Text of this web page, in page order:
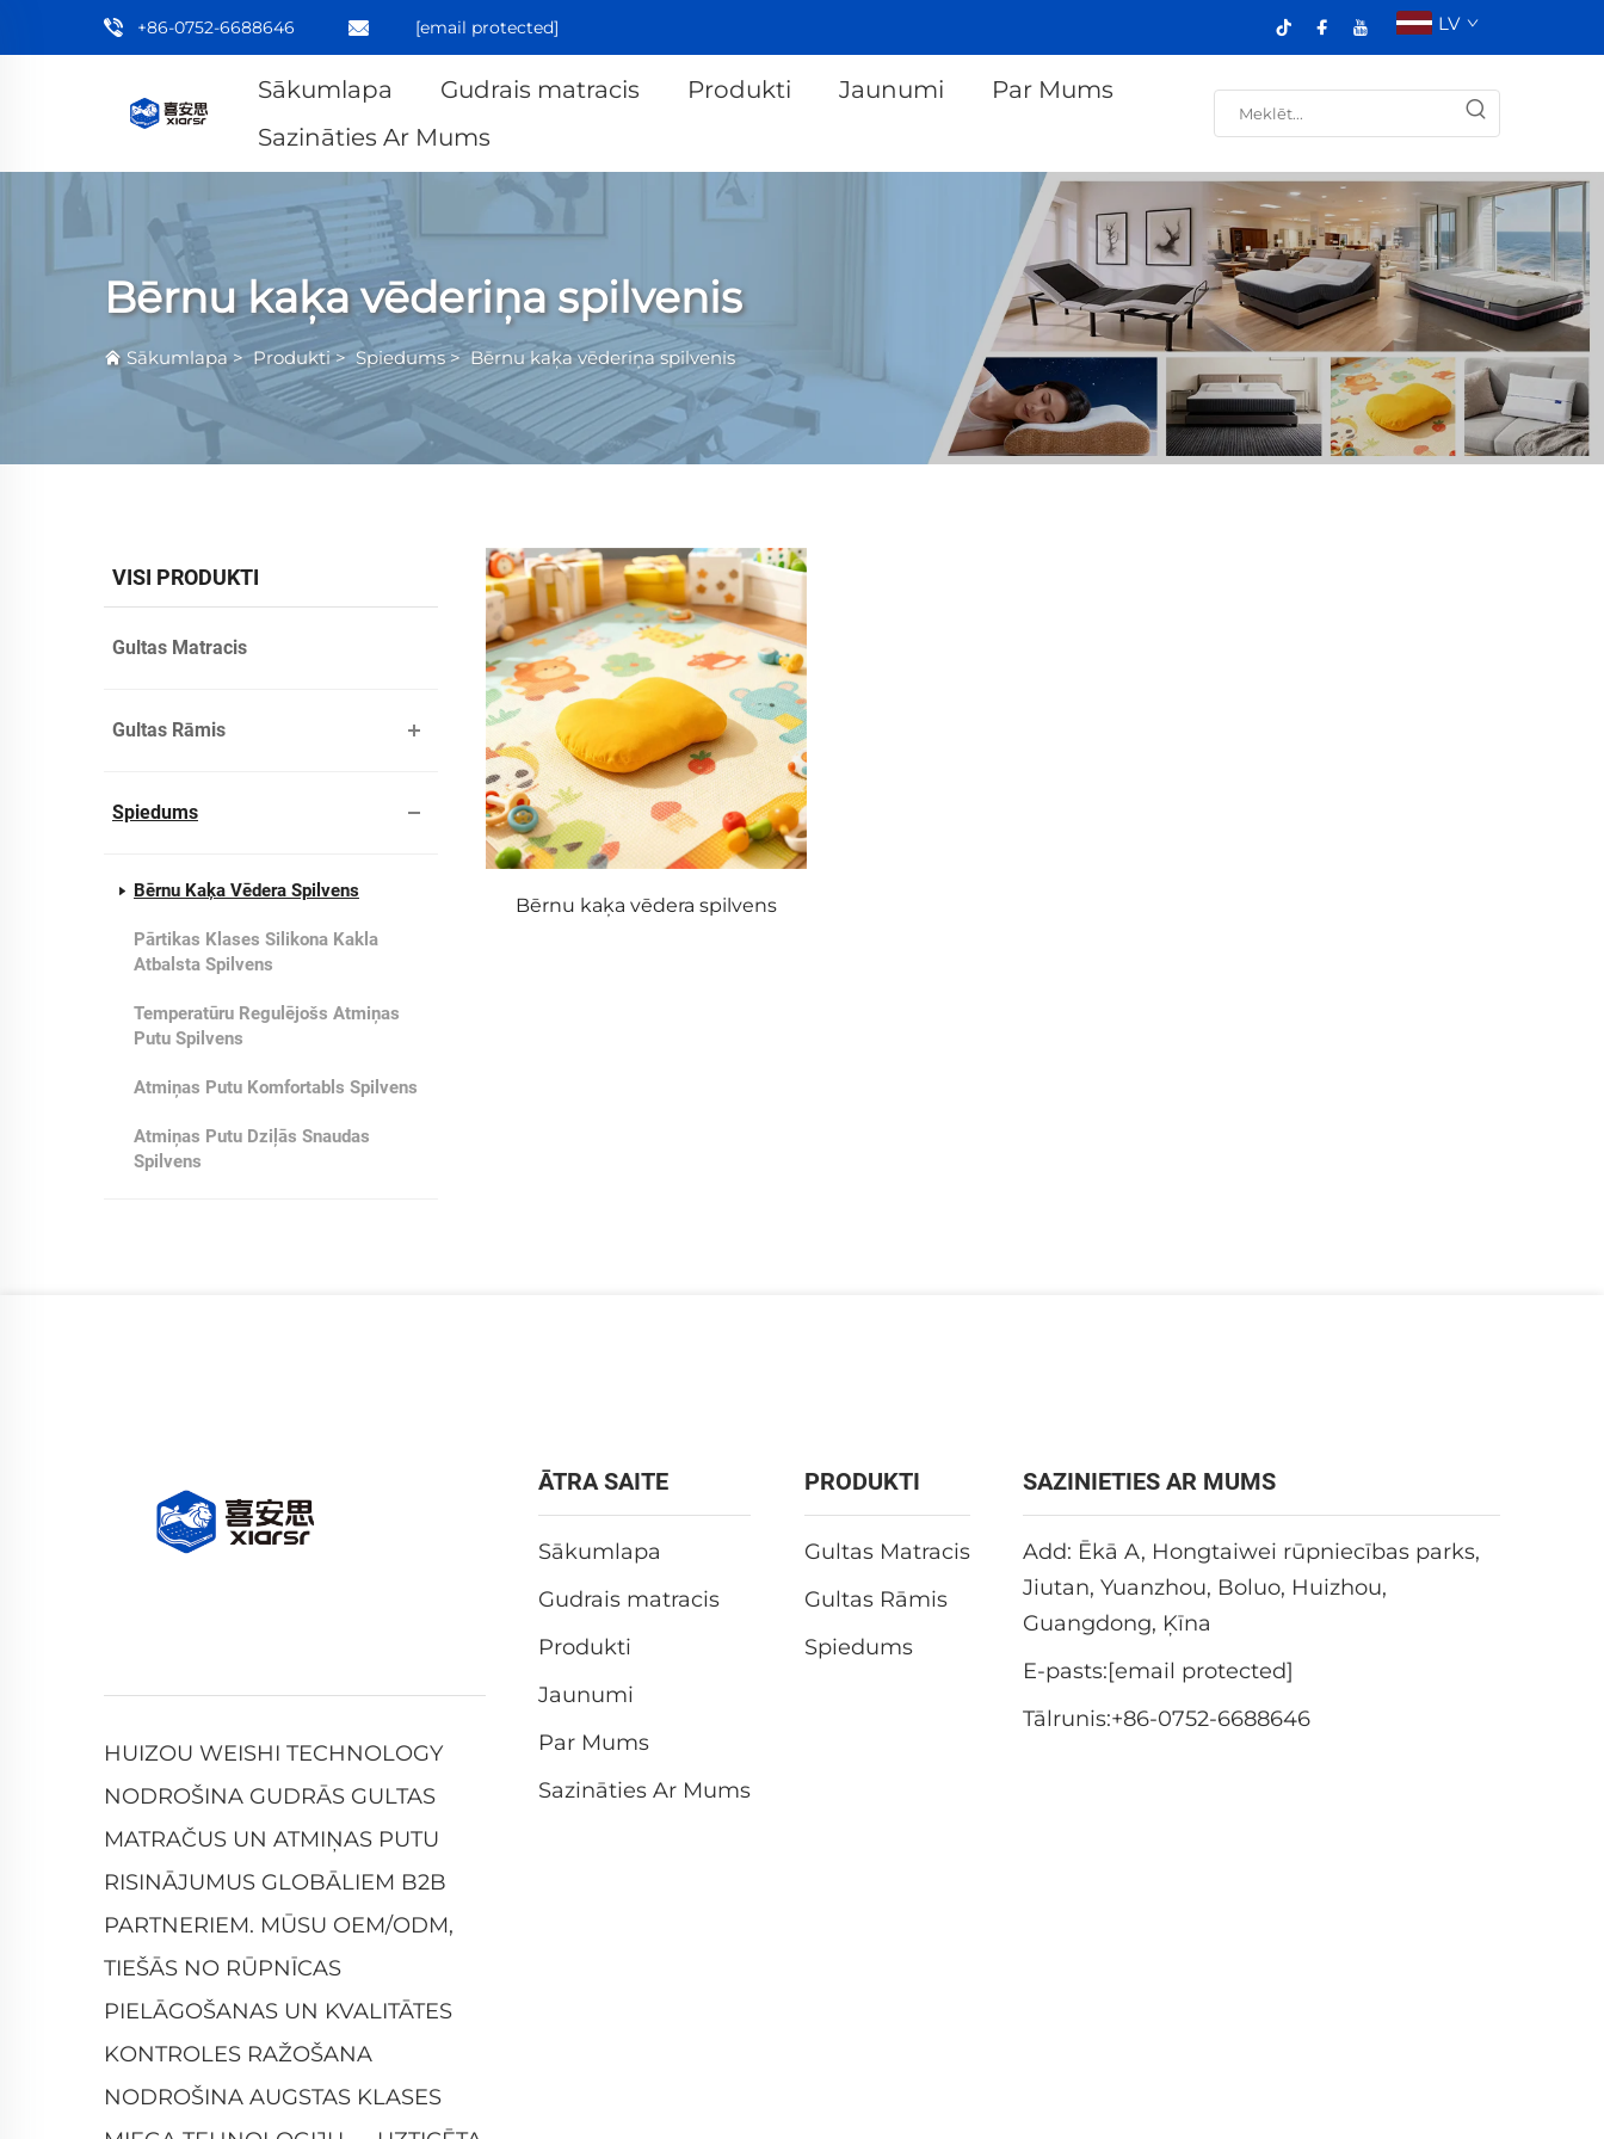
+86-0752-6688646 [email protected] LV
Sākumlapa Gudrais matracis Produkti Jaunumi
Par Mums
Sazināties Ar Mums
Bērnu kaķa vēderiņa spilvenis
Sākumlapa>Produkti>Spiedums>Bērnu kaķa vēderiņa spilvenis
VISI PRODUKTI
Gultas Matracis
Gultas Rāmis
Spiedums
Bērnu Kaķa Vēdera Spilvens
Pārtikas Klases Silikona Kakla
Atbalsta Spilvens
Temperatūru Regulējošs Atmiņas
Putu Spilvens
Atmiņas Putu Komfortabls Spilvens
Atmiņas Putu Dziļās Snaudas
Spilvens
Bērnu kaķa vēdera spilvens
HUIZOU WEISHI TECHNOLOGY
NODROŠINA GUDRĀS GULTAS
MATRAČUS UN ATMIŅAS PUTU
RISINĀJUMUS GLOBĀLIEM B2B
PARTNERIEM. MŪSU OEM/ODM,
TIEŠĀS NO RŪPNĪCAS
PIELĀGOŠANAS UN KVALITĀTES
KONTROLES RAŽOŠANA
NODROŠINA AUGSTAS KLASES
ĀTRA SAITE
Sākumlapa
Gudrais matracis
Produkti
Jaunumi
Par Mums
Sazināties Ar Mums
PRODUKTI
Gultas Matracis
Gultas Rāmis
Spiedums
SAZINIETIES AR MUMS
Add: Ēkā A, Hongtaiwei rūpniecības parks,
Jiutan, Yuanzhou, Boluo, Huizhou,
Guangdong, Ķīna
E-pasts:[email protected]
Tālrunis:+86-0752-6688646